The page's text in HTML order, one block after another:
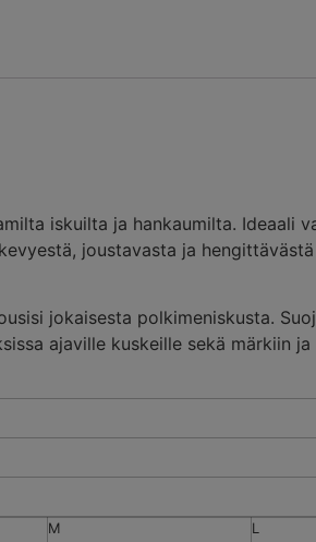
iskuilta ja hankaumilta. Ideaali
joustavasta ja hengittävästä
jokaisesta polkimeniskusta.
ajaville kuskeille sekä märkiin ja
M L